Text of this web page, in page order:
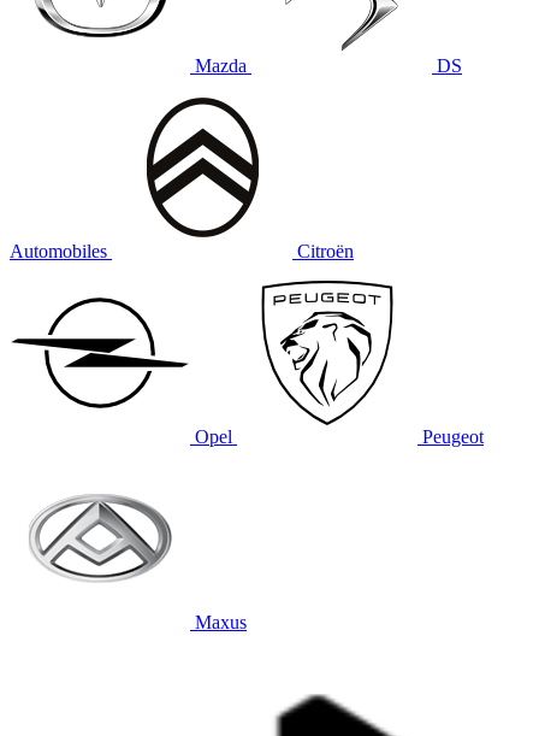
Mazda DS
Automobiles Citroën
Opel Peugeot
Maxus